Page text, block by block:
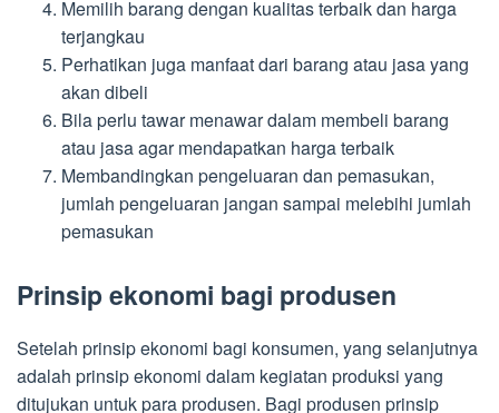
Memilih barang dengan kualitas terbaik dan harga
terjangkau
Perhatikan juga manfaat dari barang atau jasa yang
akan dibeli
Bila perlu tawar menawar dalam membeli barang
atau jasa agar mendapatkan harga terbaik
Membandingkan pengeluaran dan pemasukan,
jumlah pengeluaran jangan sampai melebihi jumlah
pemasukan
Prinsip ekonomi bagi produsen
Setelah prinsip ekonomi bagi konsumen, yang selanjutnya
adalah prinsip ekonomi dalam kegiatan produksi yang
ditujukan untuk para produsen. Bagi produsen prinsip